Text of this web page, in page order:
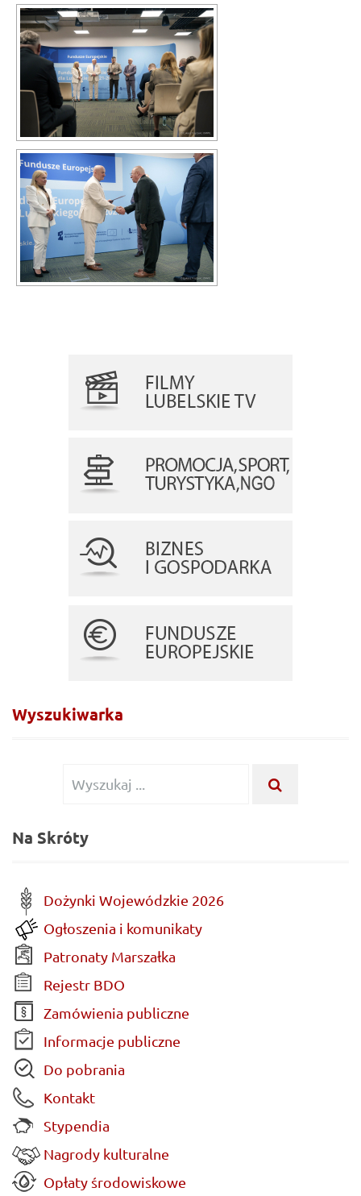
Wyszukiwarka
Wyszukiwanie dla:
Na Skróty
Dożynki Wojewódzkie 2026
Ogłoszenia i komunikaty
Patronaty Marszałka
Rejestr BDO
Zamówienia publiczne
Informacje publiczne
Do pobrania
Kontakt
Stypendia
Nagrody kulturalne
Opłaty środowiskowe